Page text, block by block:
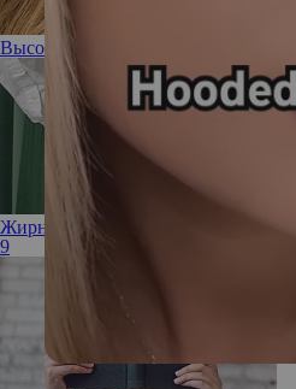
Высокая проба: 3 весенних образа
Жирные кислоты: как получить
9